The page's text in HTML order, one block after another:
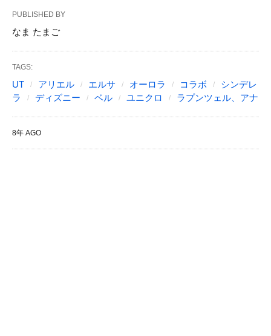
PUBLISHED BY
なま たまご
TAGS:
UT アリエル エルサ オーロラ コラボ
シンデレ
ラ
ディズニー ベル ユニクロ ラプンツェル、アナ
8年 AGO